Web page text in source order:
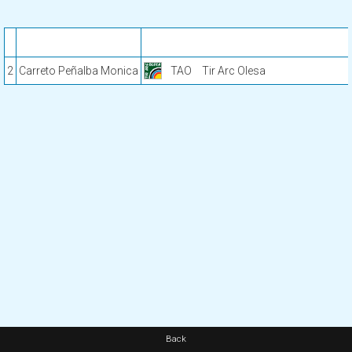
2 Carreto Peñalba Monica TAO Tir Arc Olesa
Back